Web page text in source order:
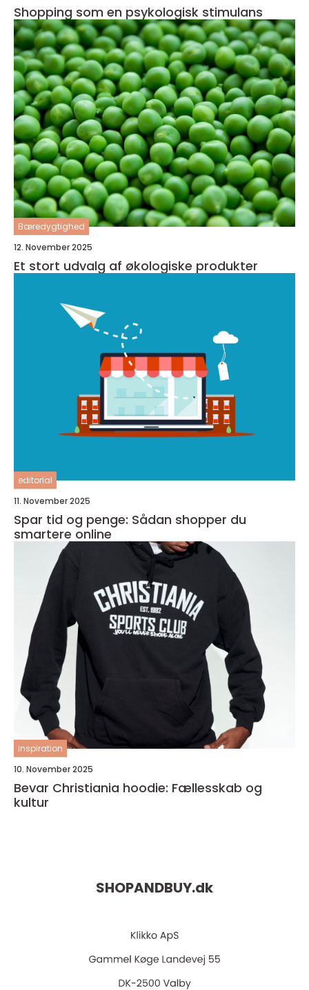
Shopping som en psykologisk stimulans
Bæredygtighed
12. November 2025
Et stort udvalg af økologiske produkter
editorial
11. November 2025
Spar tid og penge: Sådan shopper du
smartere online
inspiration
10. November 2025
Bevar Christiania hoodie: Fællesskab og
kultur
SHOPANDBUY.dk